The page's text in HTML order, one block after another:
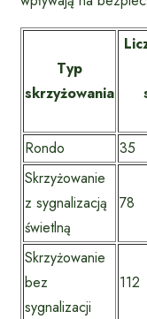
Typ
skrzyżowania
Rondo 35
Skrzyżowanie
z sygnalizacją
świetlną
78
Skrzyżowanie
bez
sygnalizacji
112